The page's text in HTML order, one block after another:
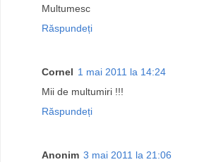
Multumesc
Răspundeți
Cornel 1 mai 2011 la 14:24
Mii de multumiri !!!
Răspundeți
Anonim 3 mai 2011 la 21:06